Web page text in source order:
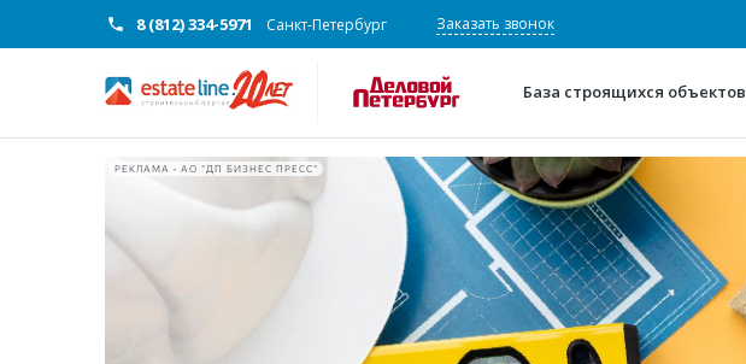
8 (812) 334-5971 Санкт-Петербург Заказать звонок
База строящихся объектов
РЕКЛАМА • АО "ДП БИЗНЕС ПРЕСС"